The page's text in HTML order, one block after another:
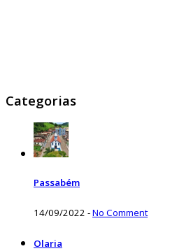
Categorias
Passabém
14/09/2022 -No Comment
Olaria